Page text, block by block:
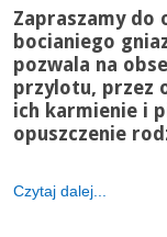
Zapraszamy do
bocianiego
pozwala na
przylotu, przez
ich karmienie i
opuszczenie
Czytaj dalej...